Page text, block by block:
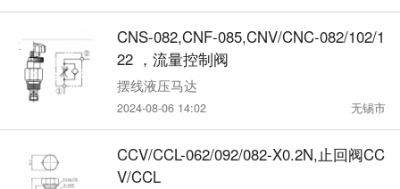
CNS-082,CNF-085,CNV/CNC-082/102/1
22 ，流量控制阀
摆线液压马达
2024-08-06 14:02 无锡市
CCV/CCL-062/092/082-X0.2N,止回阀CC
V/CCL